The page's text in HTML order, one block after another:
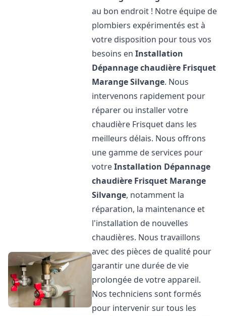
au bon endroit ! Notre équipe de
plombiers expérimentés est à
votre disposition pour tous vos
besoins enInstallation
Dépannage chaudière Frisquet
Marange Silvange. Nous
intervenons rapidement pour
réparer ou installer votre
chaudière Frisquet dans les
meilleurs délais. Nous offrons
une gamme de services pour
votreInstallation Dépannage
chaudière Frisquet Marange
Silvange, notamment la
réparation, la maintenance et
l'installation de nouvelles
chaudières. Nous travaillons
avec des pièces de qualité pour
garantir une durée de vie
prolongée de votre appareil.
Nos techniciens sont formés
pour intervenir sur tous les